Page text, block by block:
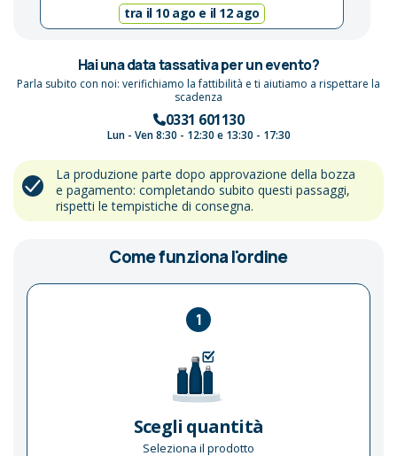
tra il 10 ago e il 12 ago
Hai una data tassativa per un evento?
Parla subito con noi: verifichiamo la fattibilità e ti aiutiamo a rispettare la
scadenza
0331 601130
Lun - Ven 8:30 - 12:30 e 13:30 - 17:30
La produzione parte dopo approvazione della bozza
e pagamento: completando subito questi passaggi,
rispetti le tempistiche di consegna.
Come funziona l'ordine
1
Scegli quantità
Seleziona il prodotto